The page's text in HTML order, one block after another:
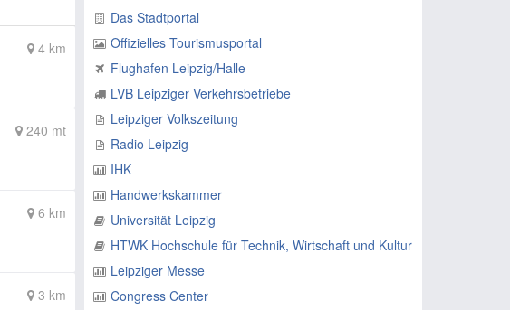
4 km
240 mt
6 km
3 km
Das Stadtportal
Offizielles Tourismusportal
Flughafen Leipzig/Halle
LVB Leipziger Verkehrsbetriebe
Leipziger Volkszeitung
Radio Leipzig
IHK
Handwerkskammer
Universität Leipzig
HTWK Hochschule für Technik, Wirtschaft und Kultur
Leipziger Messe
Congress Center